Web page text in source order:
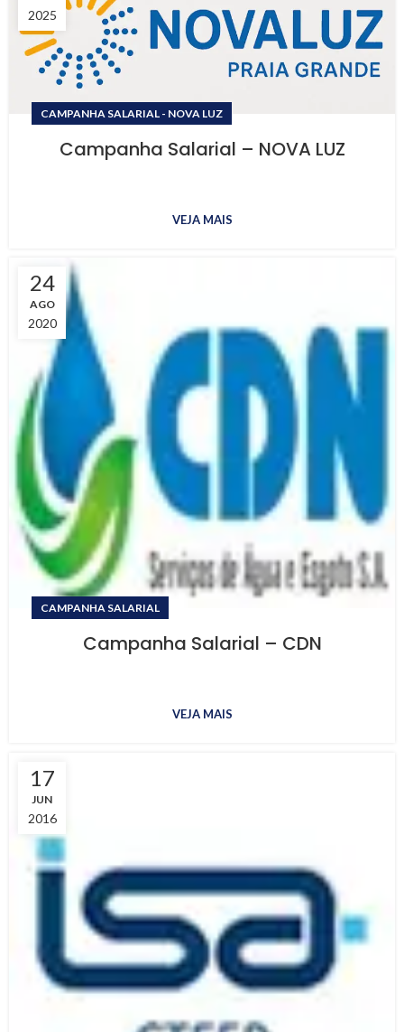
2025
CAMPANHA SALARIAL - NOVA LUZ
Campanha Salarial – NOVA LUZ
VEJA MAIS
24
AGO
2020
CAMPANHA SALARIAL
Campanha Salarial – CDN
VEJA MAIS
17
JUN
2016